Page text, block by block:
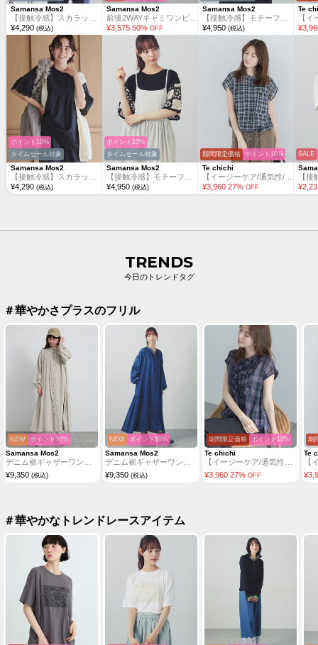
Samansa Mos2
¥4,290 (税込)
ポイント10%
タイムセール対象
Samansa Mos2
¥4,290 (税込)
Samansa Mos2
¥3,575 50% OFF
ポイント10%
タイムセール対象
Samansa Mos2
¥4,950 (税込)
Samansa Mos2
¥4,950 (税込)
期間限定価格 ポイント10%
Te chichi
¥3,960 27% OFF
Te
¥
SALE
¥
TRENDS
今日のトレンドタグ
＃華やかさプラスのフリル
NEW ポイント10%
Samansa Mos2
¥9,350 (税込)
NEW ポイント10%
Samansa Mos2
¥9,350 (税込)
期間限定価格 ポイント10%
Te chichi
¥3,960 27% OFF
期
Te
¥
＃華やかなトレンドレースアイテム